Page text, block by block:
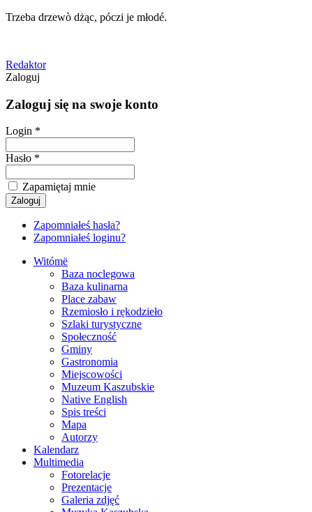
Trzeba drzewò dżąc, póczi je młodé.
Redaktor
Zaloguj
Zaloguj się na swoje konto
Login *
Hasło *
Zapamiętaj mnie
Zapomniałeś hasła?
Zapomniałeś loginu?
Witómë
Baza noclegowa
Baza kulinarna
Place zabaw
Rzemiosło i rękodzieło
Szlaki turystyczne
Społeczność
Gminy
Gastronomia
Miejscowości
Muzeum Kaszubskie
Native English
Spis treści
Mapa
Autorzy
Kalendarz
Multimedia
Fotorelacje
Prezentacje
Galeria zdjęć